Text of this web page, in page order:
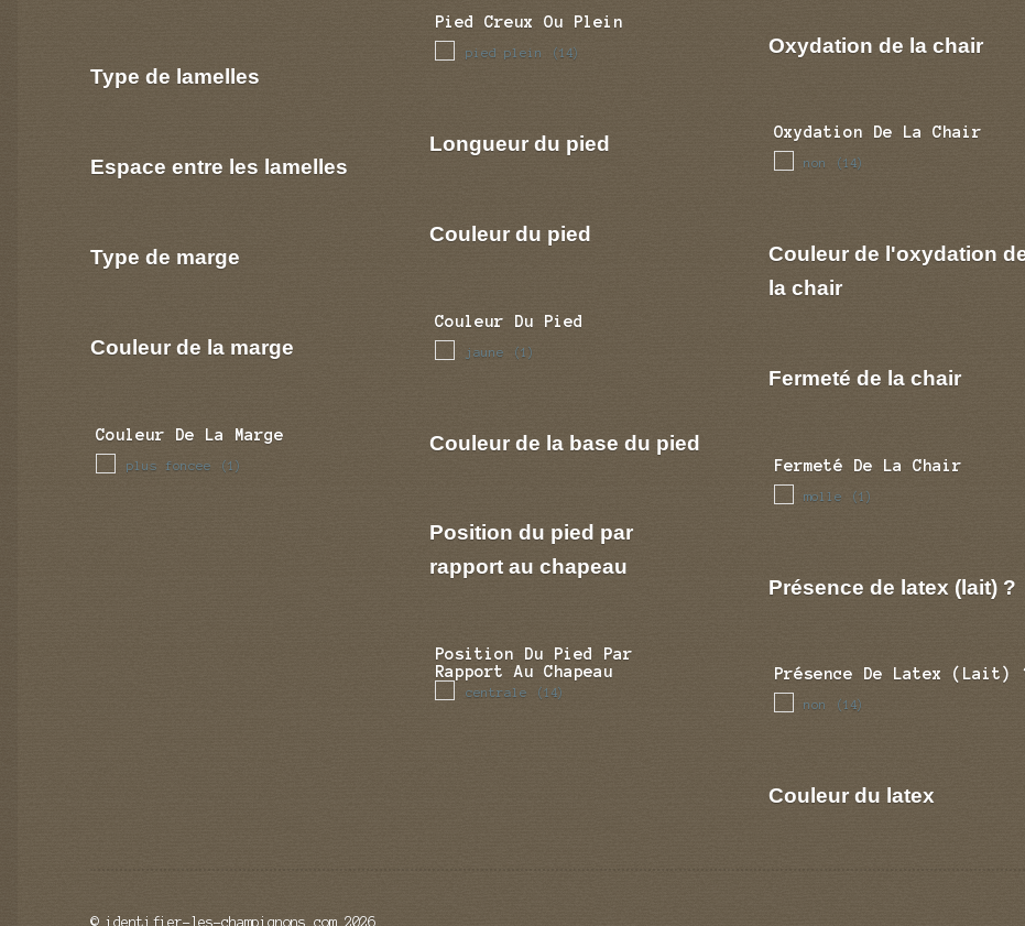
Type de lamelles
Espace entre les lamelles
Type de marge
Couleur de la marge
Couleur De La Marge
plus foncee (1)
Pied Creux Ou Plein
pied plein (14)
Longueur du pied
Couleur du pied
Couleur Du Pied
jaune (1)
Couleur de la base du pied
Position du pied par
rapport au chapeau
Position Du Pied Par
Rapport Au Chapeau
centrale (14)
Oxydation de la chair
Oxydation De La Chair
non (14)
Couleur de l'oxydation
la chair
Fermeté de la chair
Fermeté De La Chair
molle (1)
Présence de latex (lait) ?
Présence De Latex (lait)
non (14)
Couleur du latex
© identifier-les-champignons.com 2026